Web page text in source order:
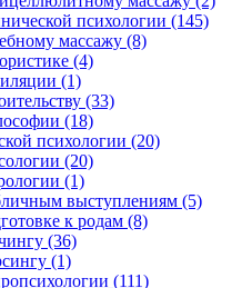
психологии (145)
массажу (8)
(4)
(1)
(33)
(18)
психологии (20)
(20)
(1)
выступлениям (5)
к родам (8)
(36)
(1)
(111)